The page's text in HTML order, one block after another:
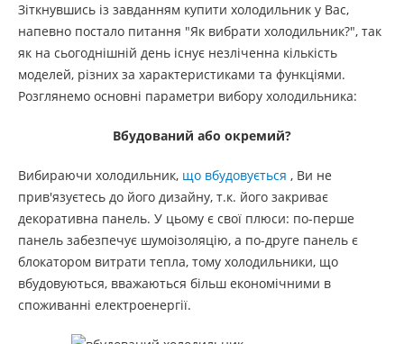
Зіткнувшись із завданням купити холодильник у Вас,
напевно постало питання "Як вибрати холодильник?", так
як на сьогоднішній день існує незліченна кількість
моделей, різних за характеристиками та функціями.
Розглянемо основні параметри вибору холодильника:
Вбудований або окремий?
Вибираючи холодильник, що вбудовується , Ви не
прив'язуєтесь до його дизайну, т.к. його закриває
декоративна панель. У цьому є свої плюси: по-перше
панель забезпечує шумоізоляцію, а по-друге панель є
блокатором витрати тепла, тому холодильники, що
вбудовуються, вважаються більш економічними в
споживанні електроенергії.